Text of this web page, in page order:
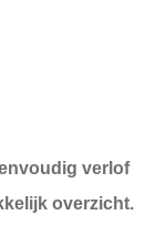
verlof
overzicht.